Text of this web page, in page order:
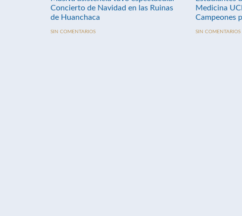
Concierto de Navidad en las Ruinas
de Huanchaca
SIN COMENTARIOS
Medicina
Campeones
SIN COMENTARIOS